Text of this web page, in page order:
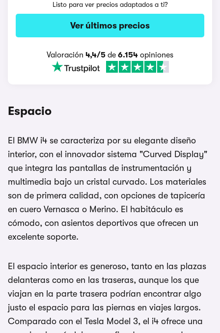
Listo para ver precios adaptados a ti?
Ver últimos precios
Valoración 4,4/5 de 6.154 opiniones
Espacio
El BMW i4 se caracteriza por su elegante diseño
interior, con el innovador sistema "Curved Display"
que integra las pantallas de instrumentación y
multimedia bajo un cristal curvado. Los materiales
son de primera calidad, con opciones de tapicería
en cuero Vernasca o Merino. El habitáculo es
cómodo, con asientos deportivos que ofrecen un
excelente soporte.
El espacio interior es generoso, tanto en las plazas
delanteras como en las traseras, aunque los que
viajan en la parte trasera podrían encontrar algo
justo el espacio para las piernas en viajes largos.
Comparado con el Tesla Model 3, el i4 ofrece una